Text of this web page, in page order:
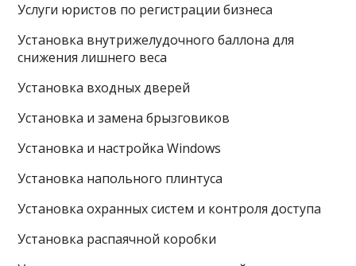
Услуги юристов по регистрации бизнеса
Установка внутрижелудочного баллона для
снижения лишнего веса
Установка входных дверей
Установка и замена брызговиков
Установка и настройка Windows
Установка напольного плинтуса
Установка охранных систем и контроля доступа
Установка распаячной коробки